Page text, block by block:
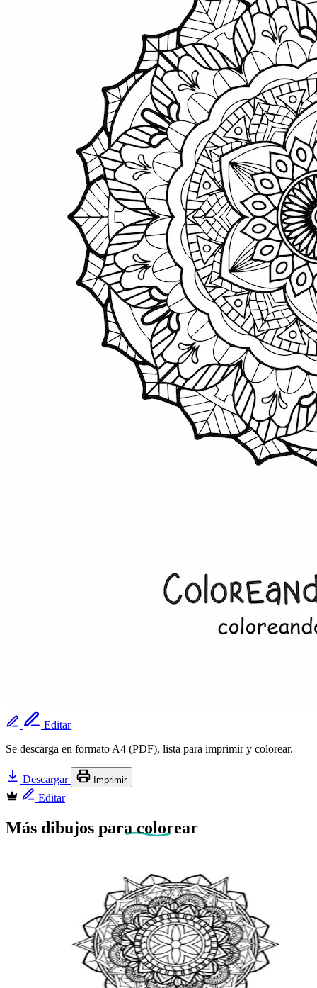
Editar
Se descarga en formato A4 (PDF), lista para imprimir y colorear.
Descargar Imprimir
Editar
Más dibujos para colorear